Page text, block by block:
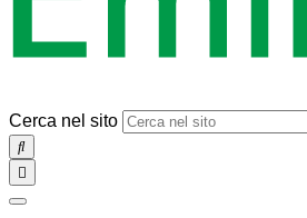
Cerca nel sito
SEARCH
Toggle
navigation
chiudi